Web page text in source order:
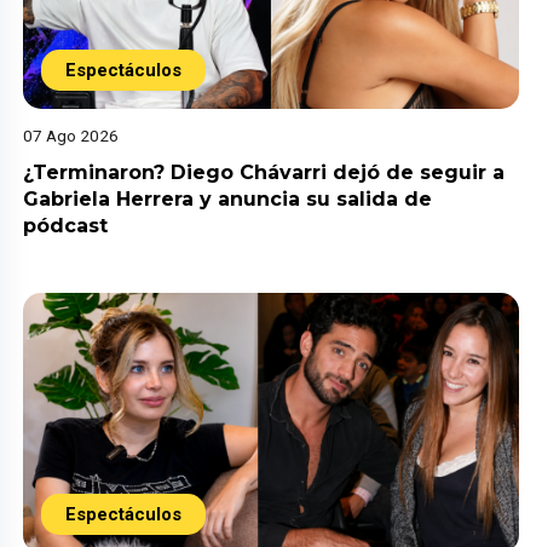
Espectáculos
07 Ago 2026
¿Terminaron? Diego Chávarri dejó de seguir a
Gabriela Herrera y anuncia su salida de
pódcast
Espectáculos